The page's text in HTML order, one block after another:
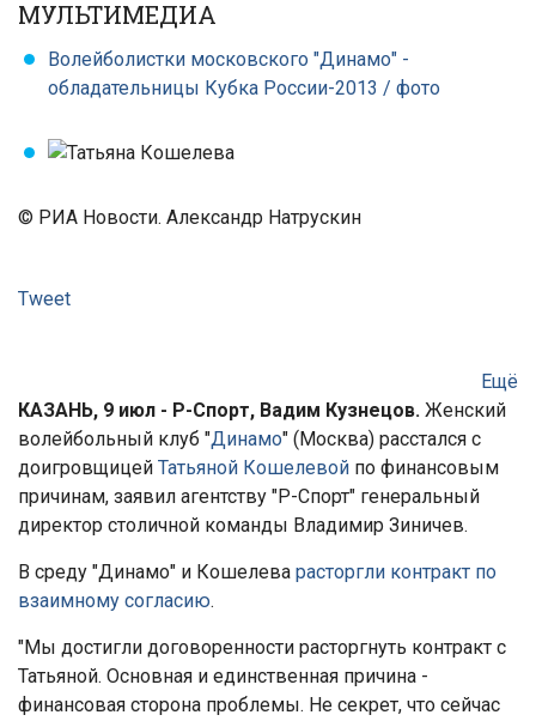
МУЛЬТИМЕДИА
Волейболистки московского "Динамо" -
обладательницы Кубка России-2013 / фото
© РИА Новости. Александр Натрускин
Tweet
Ещё
КАЗАНЬ, 9 июл - Р-Спорт, Вадим Кузнецов. Женский
волейбольный клуб "Динамо" (Москва) расстался с
доигровщицей Татьяной Кошелевой по финансовым
причинам, заявил агентству "Р-Спорт" генеральный
директор столичной команды Владимир Зиничев.
В среду "Динамо" и Кошелева расторгли контракт по
взаимному согласию.
"Мы достигли договоренности расторгнуть контракт с
Татьяной. Основная и единственная причина -
финансовая сторона проблемы. Не секрет, что сейчас